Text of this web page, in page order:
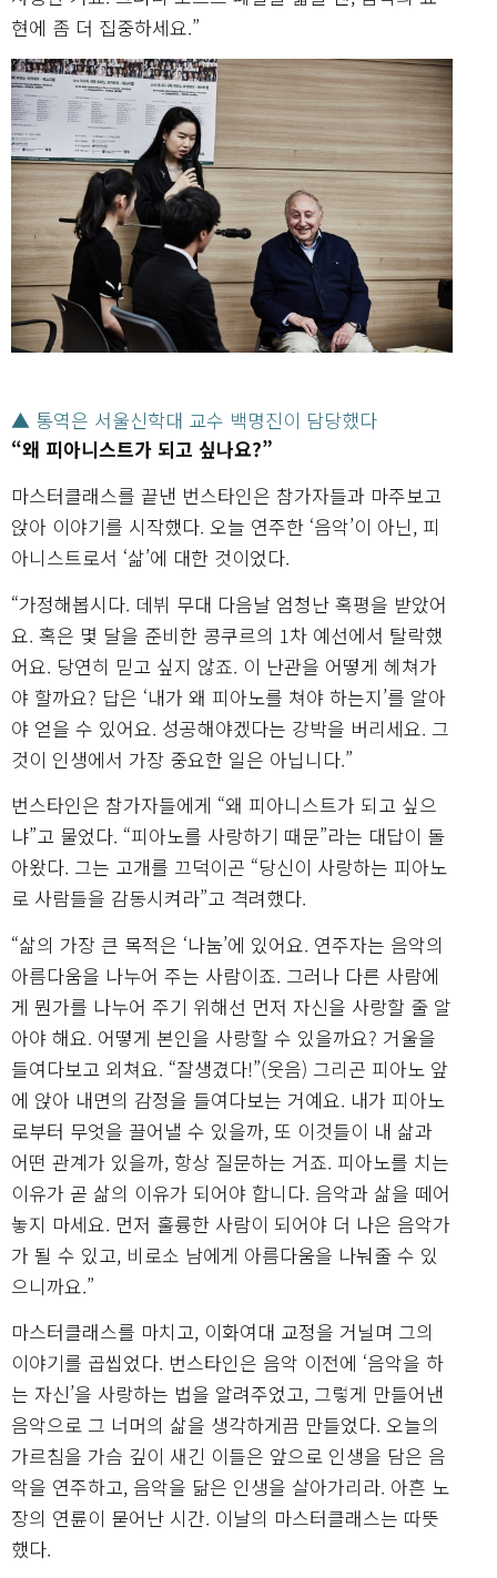
현에 좀 더 집중하세요.”
▲ 통역은 서울신학대 교수 백명진이 담당했다
“왜 피아니스트가 되고 싶나요?”
마스터클래스를 끝낸 번스타인은 참가자들과 마주보고
앉아 이야기를 시작했다. 오늘 연주한 ‘음악’이 아닌, 피
아니스트로서 ‘삶’에 대한 것이었다.
“가정해봅시다. 데뷔 무대 다음날 엄청난 혹평을 받았어
요. 혹은 몇 달을 준비한 콩쿠르의 1차 예선에서 탈락했
어요. 당연히 믿고 싶지 않죠. 이 난관을 어떻게 헤쳐가
야 할까요? 답은 ‘내가 왜 피아노를 쳐야 하는지’를 알아
야 얻을 수 있어요. 성공해야겠다는 강박을 버리세요. 그
것이 인생에서 가장 중요한 일은 아닙니다.”
번스타인은 참가자들에게 “왜 피아니스트가 되고 싶으
냐”고 물었다. “피아노를 사랑하기 때문”라는 대답이 돌
아왔다. 그는 고개를 끄덕이곤 “당신이 사랑하는 피아노
로 사람들을 감동시켜라”고 격려했다.
“삶의 가장 큰 목적은 ‘나눔’에 있어요. 연주자는 음악의
아름다움을 나누어 주는 사람이죠. 그러나 다른 사람에
게 뭔가를 나누어 주기 위해선 먼저 자신을 사랑할 줄 알
아야 해요. 어떻게 본인을 사랑할 수 있을까요? 거울을
들여다보고 외쳐요. “잘생겼다!”(웃음) 그리곤 피아노 앞
에 앉아 내면의 감정을 들여다보는 거예요. 내가 피아노
로부터 무엇을 끌어낼 수 있을까, 또 이것들이 내 삶과
어떤 관계가 있을까, 항상 질문하는 거죠. 피아노를 치는
이유가 곧 삶의 이유가 되어야 합니다. 음악과 삶을 떼어
놓지 마세요. 먼저 훌륭한 사람이 되어야 더 나은 음악가
가 될 수 있고, 비로소 남에게 아름다움을 나눠줄 수 있
으니까요.”
마스터클래스를 마치고, 이화여대 교정을 거닐며 그의
이야기를 곱씹었다. 번스타인은 음악 이전에 ‘음악을 하
는 자신’을 사랑하는 법을 알려주었고, 그렇게 만들어낸
음악으로 그 너머의 삶을 생각하게끔 만들었다. 오늘의
가르침을 가슴 깊이 새긴 이들은 앞으로 인생을 담은 음
악을 연주하고, 음악을 닮은 인생을 살아가리라. 아흔 노
장의 연륜이 묻어난 시간. 이날의 마스터클래스는 따뜻
했다.